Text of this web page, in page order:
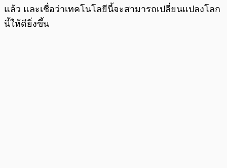
แล้ว และเชื่อว่าเทคโนโลยีนี้จะสามารถเปลี่ยนแปลงโลก
นี้ให้ดียิ่งขึ้น